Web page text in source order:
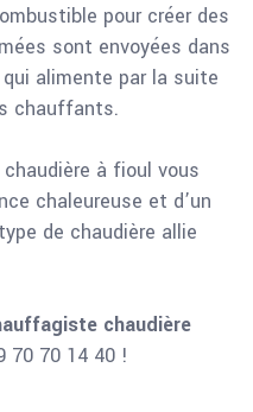
pour créer des
sont envoyées dans
alimente par la suite
chauffants.
à fioul vous
chaleureuse et d’un
de chaudière allie
chaudière
70 70 14 40 !